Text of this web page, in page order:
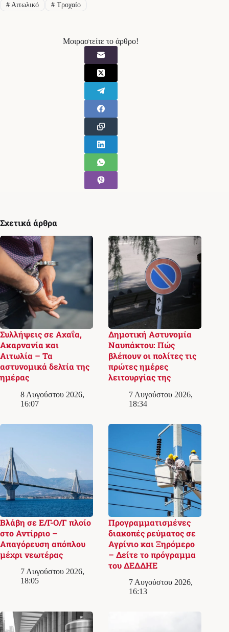
#Αιτωλικό #Τροχαίο
Μοιραστείτε το άρθρο!
Σχετικά άρθρα
Συλλήψεις σε Αχαΐα,
Ακαρνανία και
Αιτωλία – Τα
αστυνομικά δελτία της
ημέρας
8 Αυγούστου 2026,
16:07
Δημοτική Αστυνομία
Ναυπάκτου: Πώς
βλέπουν οι πολίτες τις
πρώτες ημέρες
λειτουργίας της
7 Αυγούστου 2026,
18:34
Βλάβη σε Ε/Γ-Ο/Γ πλοίο
στο Αντίρριο –
Απαγόρευση απόπλου
μέχρι νεωτέρας
7 Αυγούστου 2026,
18:05
Προγραμματισμένες
διακοπές ρεύματος σε
Αγρίνιο και Ξηρόμερο
– Δείτε το πρόγραμμα
του ΔΕΔΔΗΕ
7 Αυγούστου 2026,
16:13